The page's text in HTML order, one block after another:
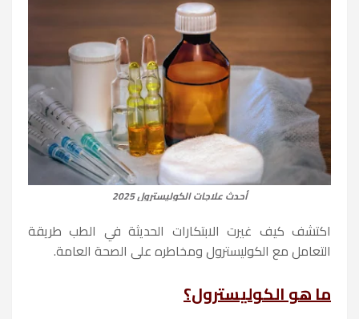
أحدث علاجات الكوليسترول 2025
اكتشف كيف غيرت الابتكارات الحديثة في الطب طريقة
التعامل مع الكوليسترول ومخاطره على الصحة العامة.
ما هو الكوليسترول؟